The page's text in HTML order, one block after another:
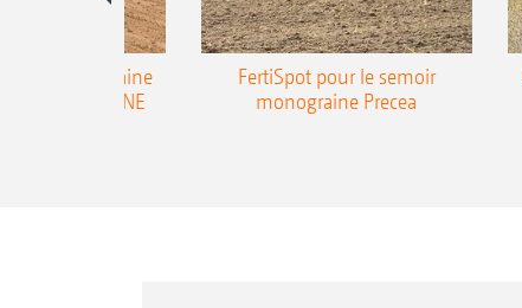
monograine
TCC AMAZONE
FertiSpot pour le semoir
monograine Precea